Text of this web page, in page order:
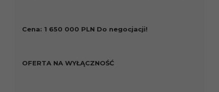
Cena: 1 650 000 PLN Do negocjacji!
OFERTA NA WYŁĄCZNOŚĆ